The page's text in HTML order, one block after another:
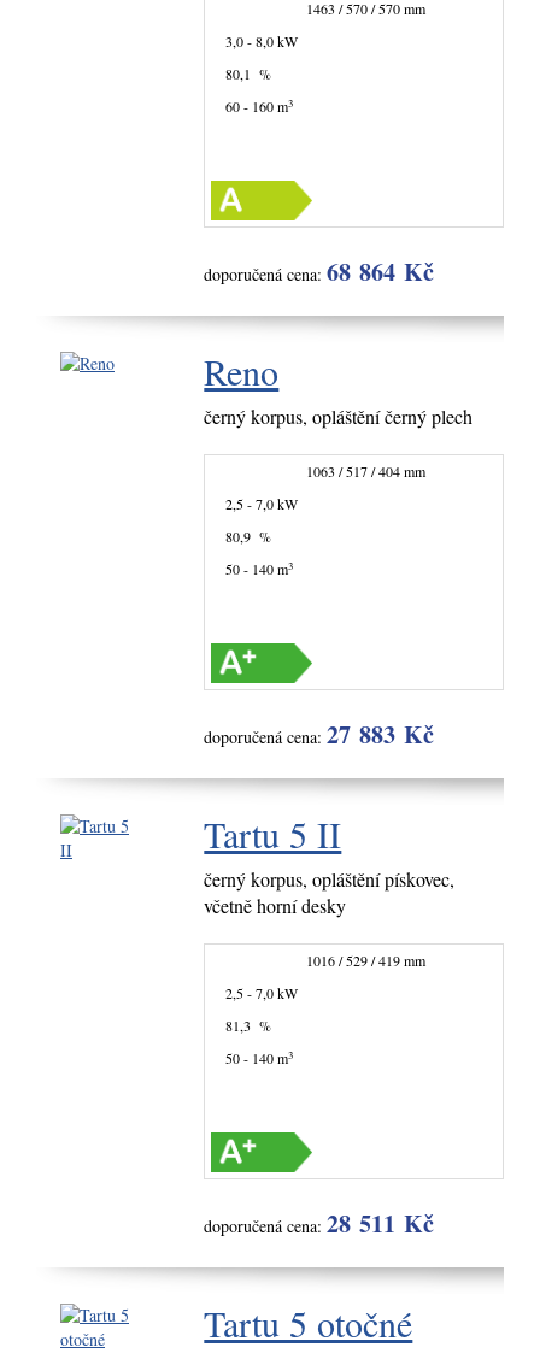
1463 / 570 / 570 mm
3,0 - 8,0 kW
80,1 %
60 - 160 m3
doporučená cena:68 864 Kč
Reno
černý korpus, opláštění černý plech
1063 / 517 / 404 mm
2,5 - 7,0 kW
80,9 %
50 - 140 m3
doporučená cena:27 883 Kč
Tartu 5 II
černý korpus, opláštění pískovec,
včetně horní desky
1016 / 529 / 419 mm
2,5 - 7,0 kW
81,3 %
50 - 140 m3
doporučená cena:28 511 Kč
Tartu 5 otočné